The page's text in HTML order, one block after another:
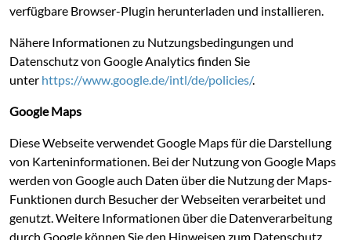
verfügbare Browser-Plugin herunterladen und installieren.
Nähere Informationen zu Nutzungsbedingungen und
Datenschutz von Google Analytics finden Sie
unter https://www.google.de/intl/de/policies/.
Google Maps
Diese Webseite verwendet Google Maps für die Darstellung
von Karteninformationen. Bei der Nutzung von Google Maps
werden von Google auch Daten über die Nutzung der Maps-
Funktionen durch Besucher der Webseiten verarbeitet und
genutzt. Weitere Informationen über die Datenverarbeitung
durch Google können Sie den Hinweisen zum Datenschutz